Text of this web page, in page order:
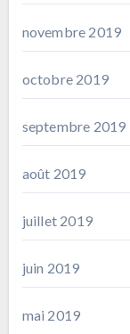
novembre 2019
octobre 2019
septembre 2019
août 2019
juillet 2019
juin 2019
mai 2019